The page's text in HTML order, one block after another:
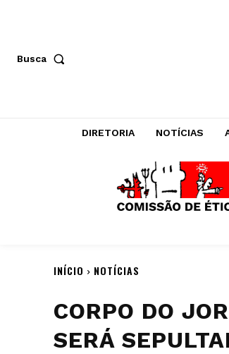
Busca
DIRETORIA NOTÍCIAS
INÍCIO NOTÍCIAS
CORPO DO
SERÁ